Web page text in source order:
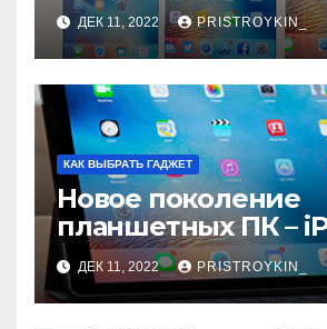
ДЕК 11, 2022 PRISTROYKIN_
КАК ВЫБРАТЬ ГАДЖЕТ
Новое поколение
планшетных ПК –
9.7ДЕК 11, 2022 PRISTROYKIN_